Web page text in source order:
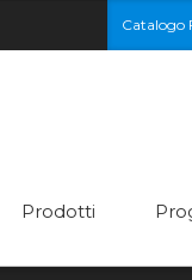
Catalogo
Prodotti